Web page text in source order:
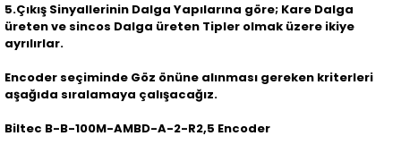
5.Çıkış Sinyallerinin Dalga Yapılarına göre; Kare Dalga
üreten ve sincos Dalga üreten Tipler olmak üzere ikiye
ayrılırlar.
Encoder seçiminde Göz önüne alınması gereken kriterleri
aşağıda sıralamaya çalışacağız.
Biltec B-B-100M-AMBD-A-2-R2,5 Encoder